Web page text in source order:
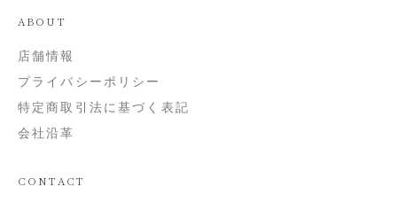
ABOUT
店舗情報
プライバシーポリシー
特定商取引法に基づく表記
会社沿革
CONTACT